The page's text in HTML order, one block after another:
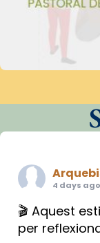
4 days ago
🎬 Aquest
per